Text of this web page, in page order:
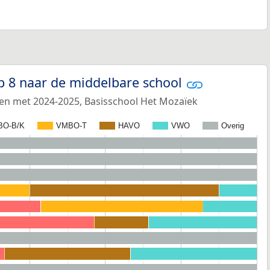
8 naar de middelbare school
met 2024-2025, Basisschool Het Mozaïek
B/K VMBO-T HAVO VWO Overig